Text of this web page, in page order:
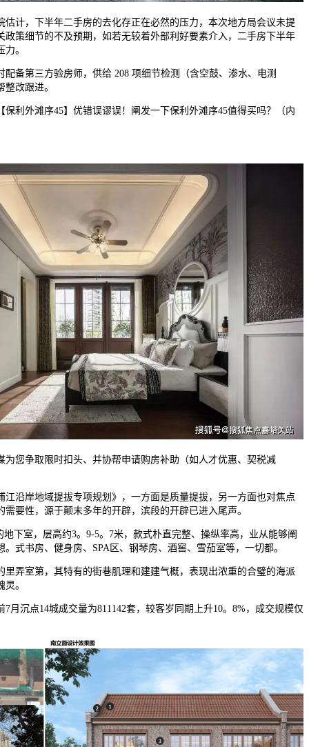
，下半年二手房的去化存正在必然的压力，本次地方局会议未提
政策细节的不及预期，如若无较着外部利好要素介入，二手房下半年
。
第三方验房师，供给 208 项细节检测（含空鼓、渗水、电测
改跟进。
外滩序45】优错误谬误！阐发一下保利外滩序45值得买吗？（内
争取限时扣头、并协帮申请购房补助（如人才优惠、契税减
岸地域提拔专项规划》，一方面是质量提拔，另一方面也对焦点
要性，源于颠末多年的开辟，滨段的开辟已进入尾声。
室，层高约3。9-5。7米，款式朴直完整、操纵率高，业从能够阐
式书房、健身房、SPA区、钢琴房、酒窖、雪茄室等，一切都。
室第，其特有的街巷肌理和建建气概，表现出浓重的合璧的海派
。
沉点14城成交量为811142套，较客岁同期上升10。8%，成交规模仅